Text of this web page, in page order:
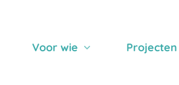
Voor wie Projecten